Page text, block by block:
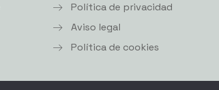
Política de privacidad
Aviso legal
Política de cookies